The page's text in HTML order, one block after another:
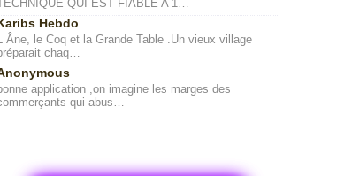
QUI EST FIABLE A 1…
Hebdo
Âne, le Coq et la Grande Table .Un vieux village
chaq…
application ,on imagine les marges des
qui abus…